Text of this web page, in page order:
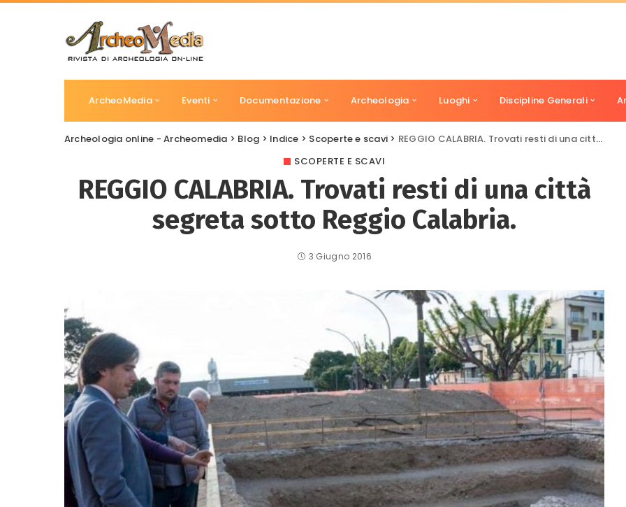
ArcheoMedia Eventi Documentazione Archeologia Luoghi Discipline Generali
Archeologia online - Archeomedia > Blog > Indice > Scoperte e scavi > REGGIO CALABRIA. Trovati resti di una città segreta sotto Reggio Calabria.
SCOPERTE E SCAVI
REGGIO CALABRIA. Trovati resti di una città
segreta sotto Reggio Calabria.
3 Giugno 2016